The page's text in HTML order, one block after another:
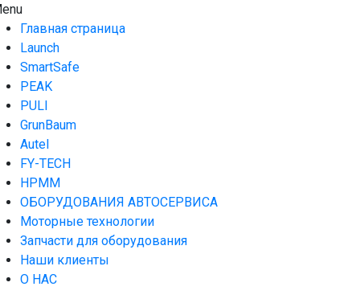
Skip
to
content
AUTO HOUSE
Технологии автосервиса — официальный дистрибьютор
Launch в Армении,Launch Armenia
Главная страница
Launch
SmartSafe
PEAK
PULI
GrunBaum
Autel
FY-TECH
HPMM
ОБОРУДОВАНИЯ АВТОСЕРВИСА
Моторные технологии
Запчасти для оборудования
Наши клиенты
О НАС